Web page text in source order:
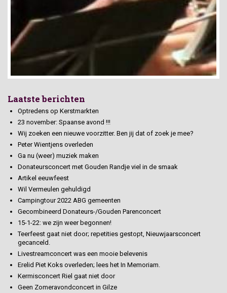
Laatste berichten
Optredens op Kerstmarkten
23 november: Spaanse avond !!!
Wij zoeken een nieuwe voorzitter. Ben jij dat of zoek je mee?
Peter Wientjens overleden
Ga nu (weer) muziek maken
Donateursconcert met Gouden Randje viel in de smaak
Artikel eeuwfeest
Wil Vermeulen gehuldigd
Campingtour 2022 ABG gemeenten
Gecombineerd Donateurs-/Gouden Parenconcert
15-1-22: we zijn weer begonnen!
Teerfeest gaat niet door; repetities gestopt, Nieuwjaarsconcert
gecanceld.
Livestreamconcert was een mooie belevenis
Erelid Piet Koks overleden; lees het In Memoriam.
Kermisconcert Riel gaat niet door
Geen Zomeravondconcert in Gilze